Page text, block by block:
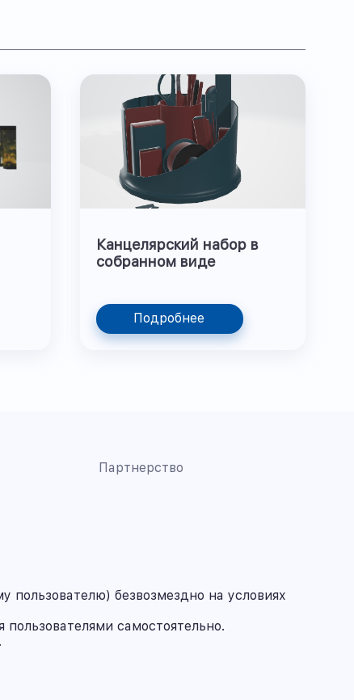
Канцелярский набор в
собранном виде
Подробнее
Партнерство
пользователю) безвозмездно на условиях
самостоятельно.